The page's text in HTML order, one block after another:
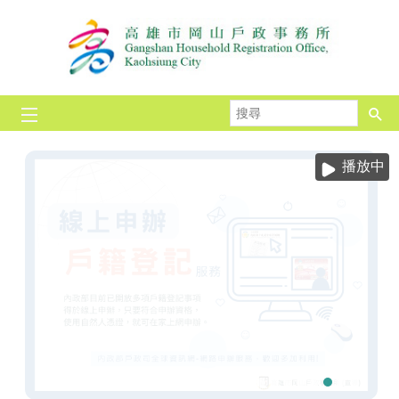
跳到主要內容區塊
尋
播放中